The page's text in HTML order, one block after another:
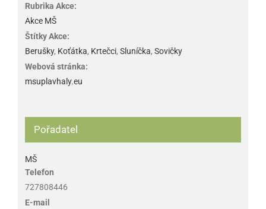
Rubrika Akce:
Akce MŠ
Štítky Akce:
Berušky, Koťátka, Krtečci, Sluníčka, Sovičky
Webová stránka:
msuplavhaly.eu
Pořadatel
MŠ
Telefon
727808446
E-mail